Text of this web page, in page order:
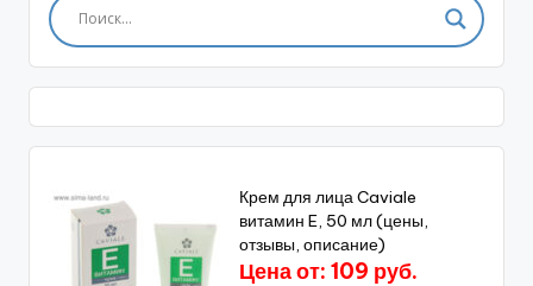
Крем для лица Caviale
витамин E, 50 мл (цены,
отзывы, описание)
Цена от: 109 руб.